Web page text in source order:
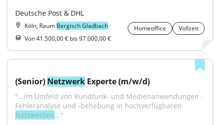
Deutsche Post & DHL
Köln, Raum Bergisch Gladbach Homeoffice
Vollzeit
Von 41.500,00 € bis 97.000,00 €
(Senior) Netzwerk Experte (m/w/d)
"...im Umfeld von Rundfunk- und Medienanwendungen -
Netzwerken..."